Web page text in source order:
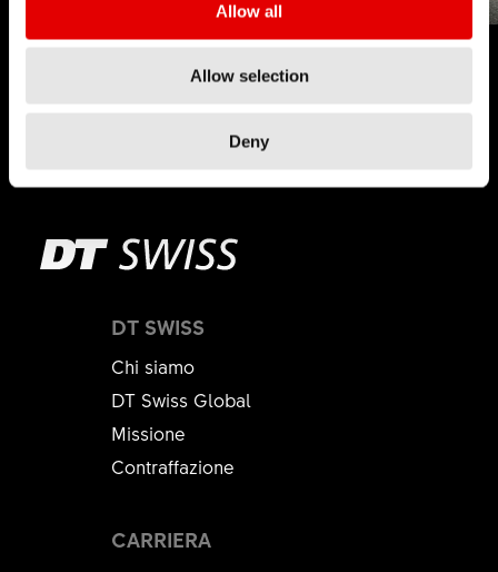
Allow all
Allow selection
Deny
DT SWISS
Chi siamo
DT Swiss Global
Missione
Contraffazione
CARRIERA